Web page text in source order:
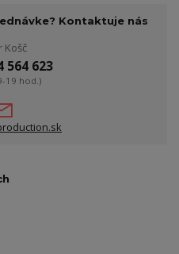
Kontaktuje nás
Košč
564 623
19 hod.)